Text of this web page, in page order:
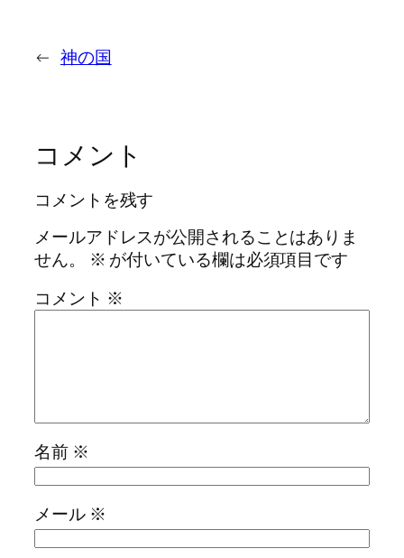
← 神の国
コメント
コメントを残す
メールアドレスが公開されることはありま
せん。
※ が付いている欄は必須項目です
コメント ※
名前 ※
メール ※